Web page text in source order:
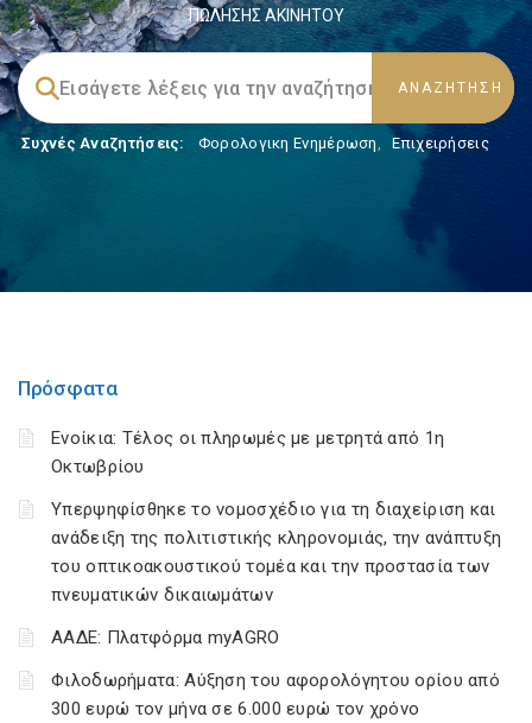
ΠΩΛΗΣΗΣ ΑΚΙΝΗΤΟΥ
Συχνές Αναζητήσεις: Φορολογικη Ενημέρωση, Επιχειρήσεις
Πρόσφατα
Ενοίκια: Τέλος οι πληρωμές με μετρητά από 1η
Οκτωβρίου
Υπερψηφίσθηκε το νομοσχέδιο για τη διαχείριση και
ανάδειξη της πολιτιστικής κληρονομιάς, την ανάπτυξη
του οπτικοακουστικού τομέα και την προστασία των
πνευματικών δικαιωμάτων
ΑΑΔΕ: Πλατφόρμα myAGRO
Φιλοδωρήματα: Αύξηση του αφορολόγητου ορίου από
300 ευρώ τον μήνα σε 6.000 ευρώ τον χρόνο